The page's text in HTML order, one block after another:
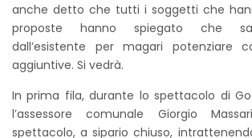
anche detto che tutti i soggetti che
proposte hanno spiegato che
dall’esistente per magari potenziare
aggiuntive. Si vedrà.
In prima fila, durante lo spettacolo di
l’assessore comunale Giorgio
spettacolo, a sipario chiuso,